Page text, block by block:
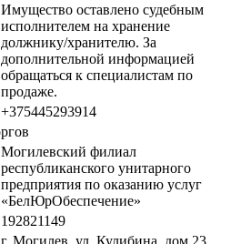
Имущество оставлено судебным
исполнителем на хранение
должнику/хранителю. За
дополнительной информацией
обращаться к специалистам по
продаже.
+375445293914
Могилевский филиал
республиканского унитарного
предприятия по оказанию услуг
«БелЮрОбеспечение»
192821149
г. Могилев, ул. Кулибина, дом 23